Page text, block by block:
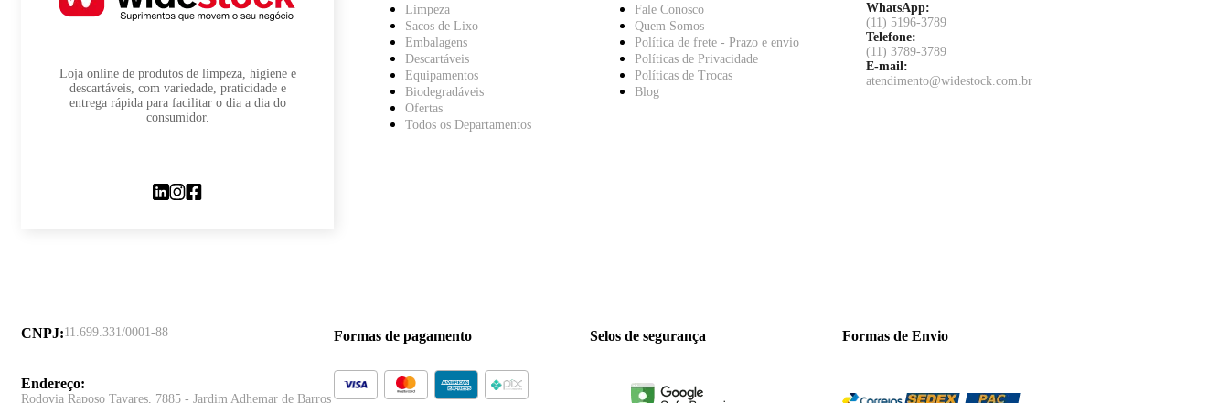
Loja online de produtos de limpeza, higiene e
descartáveis, com variedade, praticidade e
entrega rápida para facilitar o dia a dia do
consumidor.
Limpeza
Sacos de Lixo
Embalagens
Descartáveis
Equipamentos
Biodegradáveis
Ofertas
Todos os Departamentos
Fale Conosco
Quem Somos
Política de frete - Prazo e envio
Políticas de Privacidade
Políticas de Trocas
Blog
WhatsApp:
(11) 5196-3789
Telefone:
(11) 3789-3789
E-mail:
atendimento@widestock.com.br
CNPJ:11.699.331/0001-88
Endereço:
Rodovia Raposo Tavares, 7885 - Jardim Adhemar de Barros
Formas de pagamento Selos de segurança Formas de Envio